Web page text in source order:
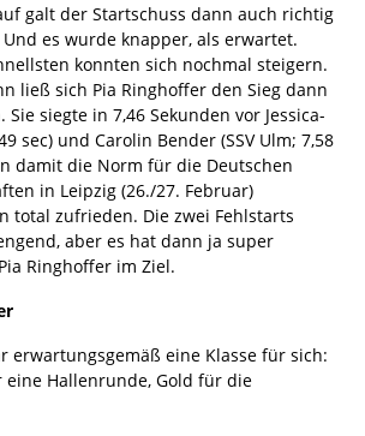
galt der Startschuss dann auch richtig
es wurde knapper, als erwartet.
konnten sich nochmal steigern.
ließ sich Pia Ringhoffer den Sieg dann
siegte in 7,46 Sekunden vor Jessica-
sec) und Carolin Bender (SSV Ulm; 7,58
damit die Norm für die Deutschen
in Leipzig (26./27. Februar)
total zufrieden. Die zwei Fehlstarts
aber es hat dann ja super
Ringhoffer im Ziel.
erwartungsgemäß eine Klasse für sich:
eine Hallenrunde, Gold für die